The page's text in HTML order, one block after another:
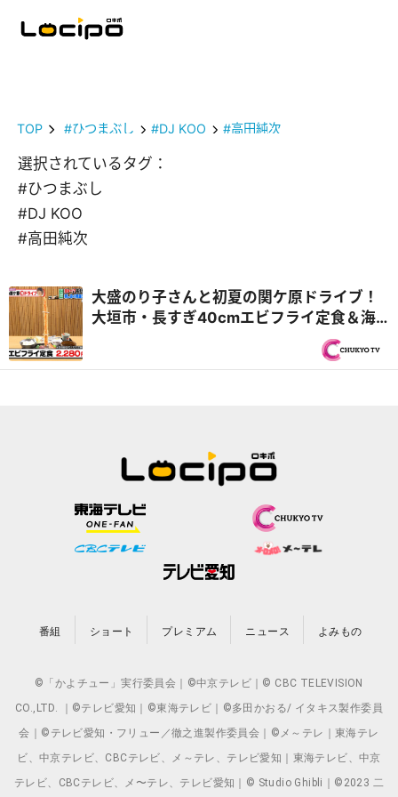
TOP #ひつまぶし #DJ KOO #高田純次
選択されているタグ：
#ひつまぶし
#DJ KOO
#高田純次
大盛のり子さんと初夏の関ケ原ドライブ！
大垣市・長すぎ40cmエビフライ定食＆海
津市・飛騨牛中華食べ放題！？『PS純金
番組 ショート プレミアム ニュース よみもの
©「かよチュー」実行委員会｜©中京テレビ｜© CBC TELEVISION
CO.,LTD. ｜©テレビ愛知｜©東海テレビ｜©多田かおる/ イタキス製作委員
会｜©テレビ愛知・フリュー／徹之進製作委員会｜©メ～テレ｜東海テレ
ビ、中京テレビ、CBCテレビ、メ～テレ、テレビ愛知｜東海テレビ、中京
テレビ、CBCテレビ、メ〜テレ、テレビ愛知｜© Studio Ghibli｜©2023 二